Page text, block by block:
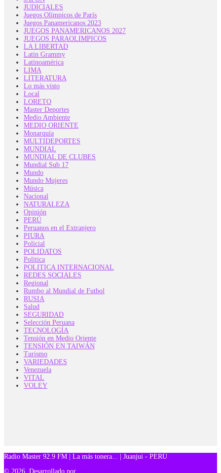
JUDICIALES
Juegos Olímpicos de París
Juegos Panamericanos 2023
JUEGOS PANAMERICANOS 2027
JUEGOS PARAOLIMPICOS
LA LIBERTAD
Latin Grammy
Latinoamérica
LIMA
LITERATURA
Lo más visto
Local
LORETO
Master Deportes
Medio Ambiente
MEDIO ORIENTE
Monarquía
MULTIDEPORTES
MUNDIAL
MUNDIAL DE CLUBES
Mundial Sub 17
Mundo
Mundo Mujeres
Música
Nacional
NATURALEZA
Opinión
PERÚ
Peruanos en el Extranjero
PIURA
Policial
POLIDATOS
Politica
POLITICA INTERNACIONAL
REDES SOCIALES
Regional
Rumbo al Mundial de Futbol
RUSIA
Salud
SEGURIDAD
Selección Peruana
TECNOLOGÍA
Tensión en Medio Oriente
TENSIÓN EN TAIWÁN
Turismo
VARIEDADES
Venezuela
VITAL
VOLEY
Radio Master 92.9 FM | La más tonera... | Juanjui - PERÚ
© 2026, Desarrollado por